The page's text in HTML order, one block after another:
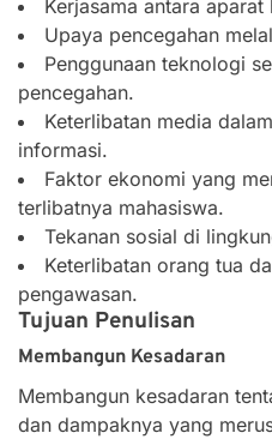
Kerjasama antara
Upaya pencegahan
Penggunaan teknologi
pencegahan.
Keterlibatan media
informasi.
Faktor ekonomi yang
terlibatnya mahasiswa.
Tekanan sosial di
Keterlibatan orang tua
pengawasan.
Tujuan Penulisan
Membangun Kesadaran
Membangun kesadaran
dan dampaknya yang